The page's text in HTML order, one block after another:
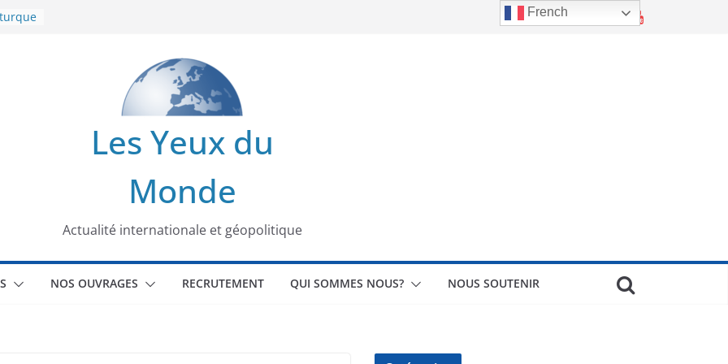
Les Yeux du
Monde
Actualité internationale et géopolitique
NOS OUVRAGES RECRUTEMENT QUI SOMMES NOUS? NOUS SOUTENIR
French